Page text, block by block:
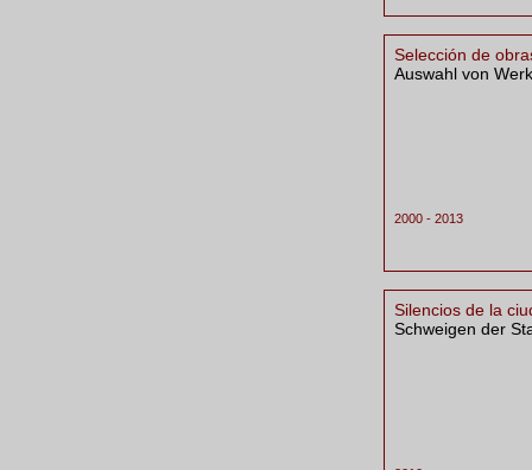
2000 - 2013
Selección de
Auswahl von
Silencios de la
Schweigen der